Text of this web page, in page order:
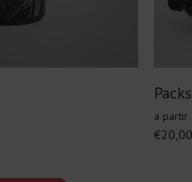
Packs
a partir
€20,00